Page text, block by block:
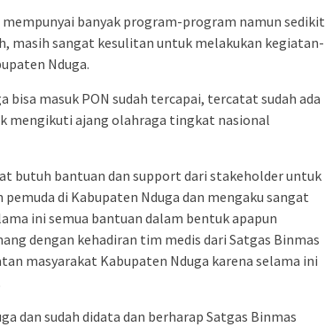
banyak program-program namun sedikit
masih sangat kesulitan untuk melakukan kegiatan-
Nduga.
bisa masuk PON sudah tercapai, tercatat sudah ada
mengikuti ajang olahraga tingkat nasional
butuh bantuan dan support dari stakeholder untuk
di Kabupaten Nduga dan mengaku sangat
ini semua bantuan dalam bentuk apapun
dengan kehadiran tim medis dari Satgas Binmas
masyarakat Kabupaten Nduga karena selama ini
dan sudah didata dan berharap Satgas Binmas